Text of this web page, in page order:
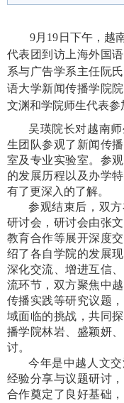
9月19日下午，越
代表团到访上海外国
系与广告学系主任阮
语大学新闻传播学院
文渊和学院师生代表参
吴瑛院长对越南
生团队参观了新闻传
室及专业实验室。参
的发展历程以及办学
有了更深入的了解。
参观结束后，双
研讨会，研讨会由张
教育合作等展开深度
绍了各自学院的发展
深化交流、增进互信
流环节，双方聚焦中
传播实践等研究议题
域面临的挑战，共同
播学院林岩、盛颖妍
讨。
今年是中越人文
经验分享与议题研讨
合作奠定了良好基础